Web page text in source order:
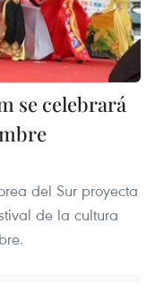
se celebrará
del Sur proyecta
de la cultura